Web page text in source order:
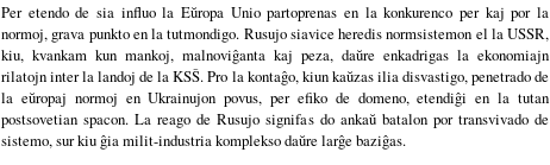
Per etendo de sia influo la Eŭropa Unio partoprenas en la konkurenco per kaj por la
normoj, grava punkto en la tutmondigo. Rusujo siavice heredis normsistemon el la USSR,
kiu, kvankam kun mankoj, malnoviĝanta kaj peza, daŭre enkadrigas la ekonomiajn
rilatojn inter la landoj de la KSŜ. Pro la kontaĝo, kiun kaŭzas ilia disvastigo, penetrado de
la eŭropaj normoj en Ukrainujon povus, per efiko de domeno, etendiĝi en la tutan
postsovetian spacon. La reago de Rusujo signifas do ankaŭ batalon por transvivado de
sistemo, sur kiu ĝia milit-industria komplekso daŭre larĝe baziĝas.